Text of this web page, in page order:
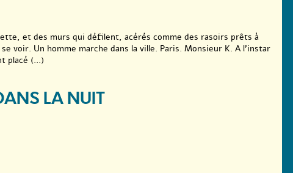
et des murs qui défilent, acérés comme des rasoirs prêts à
voir. Un homme marche dans la ville. Paris. Monsieur K. A l’instar
placé (...)
LA NUIT